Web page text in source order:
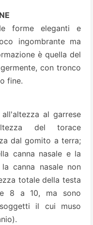
forme eleganti e
ingombrante ma
è quella del
con tronco
fine.
al garrese
del torace
dal gomito a terra;
canna nasale e la
canna nasale non
totale della testa
8 a 10, ma sono
il cui muso